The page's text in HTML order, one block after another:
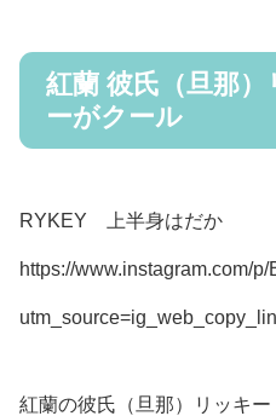
紅蘭 彼氏（旦那
ーがクール
RYKEY 上半身はだか
https://www.instagram.com/
紅蘭の彼氏（旦那）リッキ